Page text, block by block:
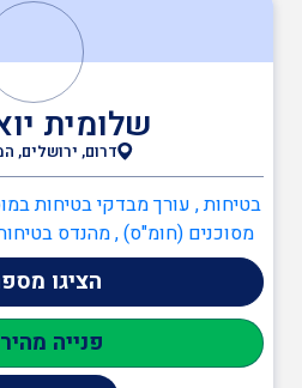
שלומית
דרום, ירושלים,
בטיחות , עורך מבדקי בטיחות
מסוכנים (חומ"ס) , מהנדס
ממונה בטיחות בעבודה ,
בטיחות אש , כיבוי אש ,
מערכי בטיחות אש , יועץ
ענף הבנייה , ממונה בטיחות
מהנדס מבנים קונסטרוקטור ,
הציגו
פנייה